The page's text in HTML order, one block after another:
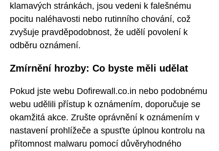
klamavých stránkách, jsou vedeni k falešnému
pocitu naléhavosti nebo rutinního chování, což
zvyšuje pravděpodobnost, že udělí povolení k
odběru oznámení.
Zmírnění hrozby: Co byste měli udělat
Pokud jste webu Dofirewall.co.in nebo podobnému
webu udělili přístup k oznámením, doporučuje se
okamžitá akce. Zrušte oprávnění k oznámením v
nastavení prohlížeče a spusťte úplnou kontrolu na
přítomnost malwaru pomocí důvěryhodného